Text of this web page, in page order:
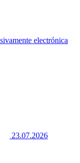
electrónica
23.07.2026